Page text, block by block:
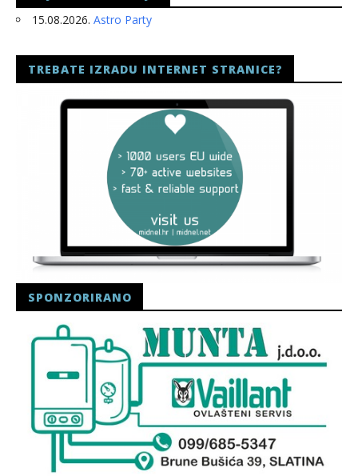
15.08.2026. Astro Party
TREBATE IZRADU INTERNET STRANICE?
SPONZORIRANO